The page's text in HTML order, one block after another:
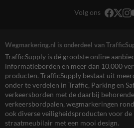
Volg ons
Wegmarkering.nl is onderdeel van
TrafficSupply is dé grootste online
informatieborden en meer dan 10.000
producten. TrafficSupply bestaat uit
onder te verdelen in Traffic, Parking en
verkeersborden met de daarbij
verkeersbordpalen, wegmarkeringen
ook diverse veiligheidsproducten voor
straatmeubilair met een mooi design.